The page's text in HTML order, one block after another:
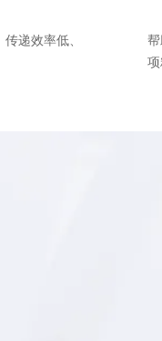
递效率低、